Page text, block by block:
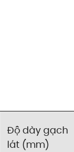
Độ dày gạch
lát (mm)